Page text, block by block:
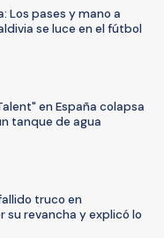
Los pases y mano a
se luce en el fútbol
en España colapsa
tanque de agua
truco en
su revancha y explicó lo